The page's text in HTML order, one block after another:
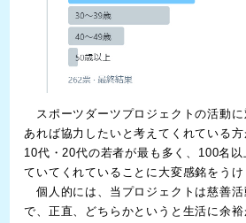
スポーツダーツプロジェクトの活動
あれば協力したいと考えてくれている
10代・20代の若者が最も多く、100名以
ていてくれていることに大変感銘をうけ
個人的には、当プロジェクトは慈善
で、正直、どちらかというと生活に余